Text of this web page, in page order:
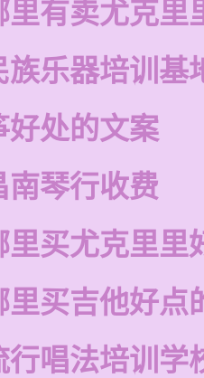
里有卖尤克里
族乐器培训基
好处的文案
南琴行收费
里买尤克里里
里买吉他好点
行唱法培训学